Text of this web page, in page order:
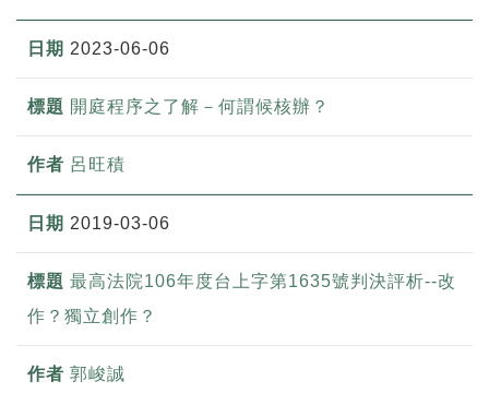
2023-06-06
開庭程序之了解－何謂候核辦？
呂旺積
2019-03-06
最高法院106年度台上字第1635號判決評析--改
作？獨立創作？
郭峻誠